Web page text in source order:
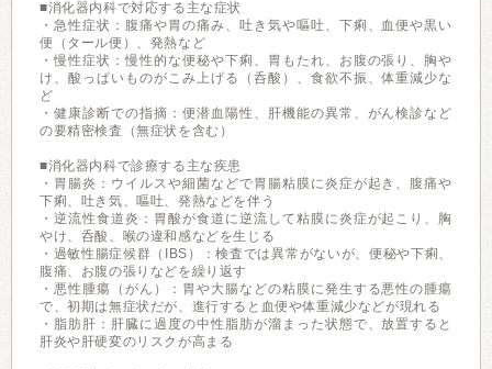
■消化器内科で対応する主な症状
・急性症状：腹痛や胃の痛み、吐き気や嘔吐、下痢、血便や黒い
便（タール便）、発熱など
・慢性症状：慢性的な便秘や下痢、胃もたれ、お腹の張り、胸や
け、酸っぱいものがこみ上げる（呑酸）、食欲不振、体重減少な
ど
・健康診断での指摘：便潜血陽性、肝機能の異常、がん検診など
の要精密検査（無症状を含む）
■消化器内科で診療する主な疾患
・胃腸炎：ウイルスや細菌などで胃腸粘膜に炎症が起き、腹痛や
下痢、吐き気、嘔吐、発熱などを伴う
・逆流性食道炎：胃酸が食道に逆流して粘膜に炎症が起こり、胸
やけ、呑酸、喉の違和感などを生じる
・過敏性腸症候群（IBS）：検査では異常がないが、便秘や下痢、
腹痛、お腹の張りなどを繰り返す
・悪性腫瘍（がん）：胃や大腸などの粘膜に発生する悪性の腫瘍
で、初期は無症状だが、進行すると血便や体重減少などが現れる
・脂肪肝：肝臓に過度の中性脂肪が溜まった状態で、放置すると
肝炎や肝硬変のリスクが高まる